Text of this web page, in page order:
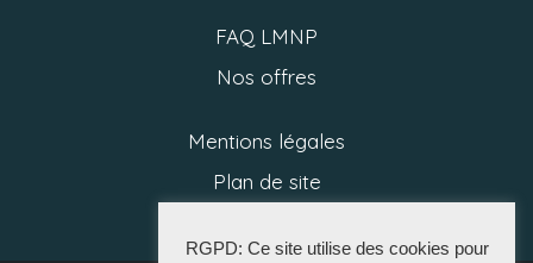
FAQ LMNP
Nos offres
Mentions légales
Plan de site
RGPD: Ce site utilise des cookies pour